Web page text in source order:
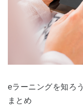
eラーニングを知ろ
まとめ